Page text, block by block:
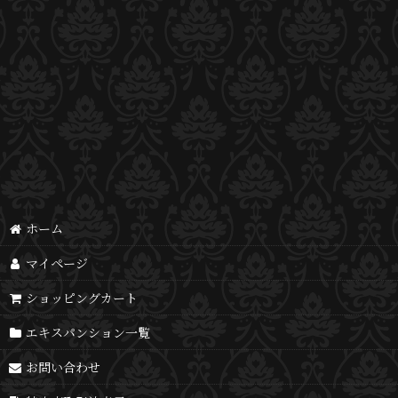
ホーム
マイページ
ショッピングカート
エキスパンション一覧
お問い合わせ